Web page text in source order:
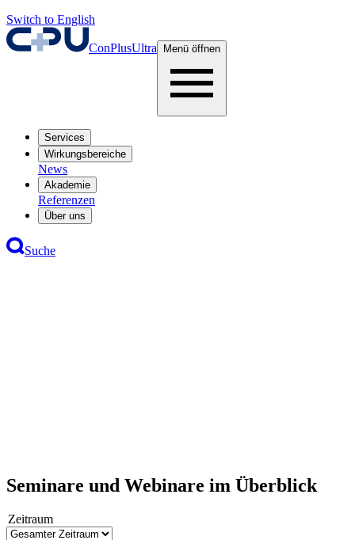
Switch to English
ConPlusUltra Menü öffnen
Services
Wirkungsbereiche
News
Akademie
Referenzen
Über uns
Suche
Seminare und Webinare im Überblick
Zeitraum